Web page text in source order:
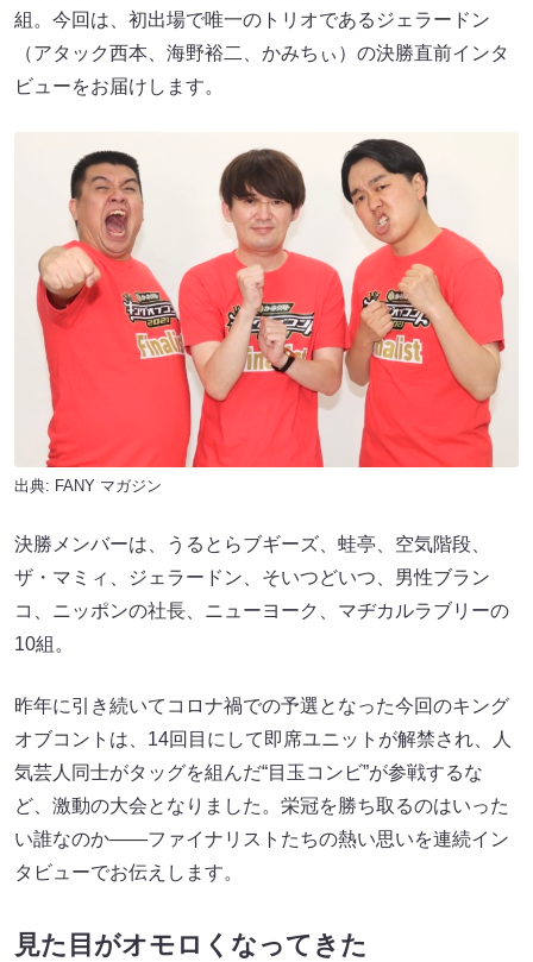
組。今回は、初出場で唯一のトリオであるジェラードン
（アタック西本、海野裕二、かみちぃ）の決勝直前インタ
ビューをお届けします。
出典: FANY マガジン
決勝メンバーは、うるとらブギーズ、蛙亭、空気階段、
ザ・マミィ、ジェラードン、そいつどいつ、男性ブラン
コ、ニッポンの社長、ニューヨーク、マヂカルラブリーの
10組。
昨年に引き続いてコロナ禍での予選となった今回のキング
オブコントは、14回目にして即席ユニットが解禁され、人
気芸人同士がタッグを組んだ“目玉コンビ”が参戦するな
ど、激動の大会となりました。栄冠を勝ち取るのはいった
い誰なのか――ファイナリストたちの熱い思いを連続イン
タビューでお伝えします。
見た目がオモロくなってきた